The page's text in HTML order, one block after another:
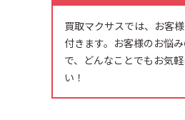
買取マクサスでは、お客
付きます。お客様のお悩
で、どんなことでもお気
い！